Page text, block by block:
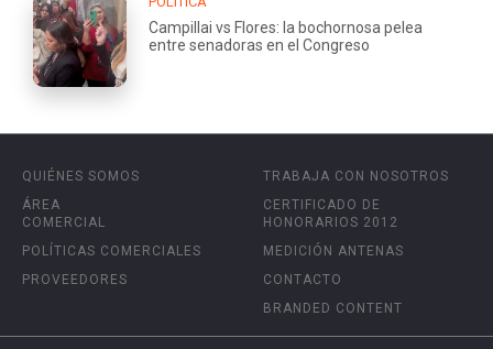
Campillai vs Flores: la bochornosa pelea
entre senadoras en el Congreso
QUIÉNES SOMOS
ÁREA
COMERCIAL
POLÍTICAS COMERCIALES
PROVEEDORES
TRABAJA CON NOSOTROS
CERTIFICADO DE
HONORARIOS 2012
MEDICIÓN ANTENAS
CONTACTO
BRANDED CONTENT